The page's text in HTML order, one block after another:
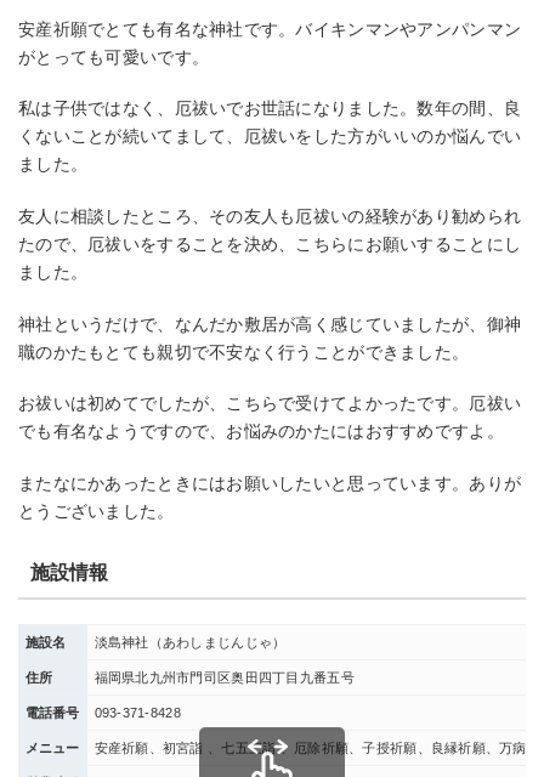
安産祈願でとても有名な神社です。バイキンマンやアンパンマン
がとっても可愛いです。
私は子供ではなく、厄祓いでお世話になりました。数年の間、良
くないことが続いてまして、厄祓いをした方がいいのか悩んでい
ました。
友人に相談したところ、その友人も厄祓いの経験があり勧められ
たので、厄祓いをすることを決め、こちらにお願いすることにし
ました。
神社というだけで、なんだか敷居が高く感じていましたが、御神
職のかたもとても親切で不安なく行うことができました。
お祓いは初めてでしたが、こちらで受けてよかったです。厄祓い
でも有名なようですので、お悩みのかたにはおすすめですよ。
またなにかあったときにはお願いしたいと思っています。ありが
とうございました。
施設情報
施設名 淡島神社（あわしまじんじゃ）
住所 福岡県北九州市門司区奥田四丁目九番五号
電話番号 093-371-8428
メニュー 安産祈願、初宮詣 、七五三詣 、厄除祈願、子授祈願、良縁祈願、万病